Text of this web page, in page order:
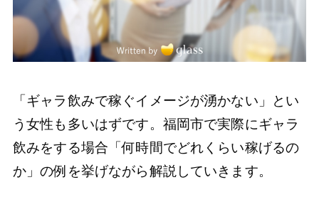
「ギャラ飲みで稼ぐイメージが湧かない」とい
う女性も多いはずです。福岡市で実際にギャラ
飲みをする場合「何時間でどれくらい稼げるの
か」の例を挙げながら解説していきます。